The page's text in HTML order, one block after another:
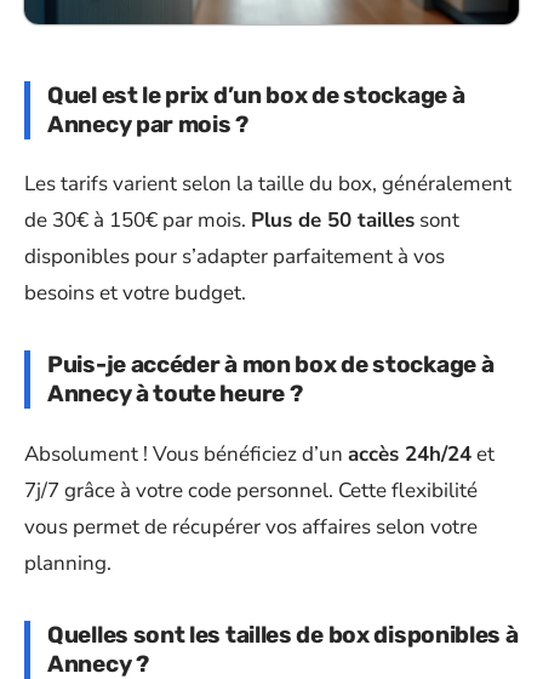
Quel est le prix d’un box de stockage à
Annecy par mois ?
Les tarifs varient selon la taille du box, généralement
de 30€ à 150€ par mois. Plus de 50 tailles sont
disponibles pour s’adapter parfaitement à vos
besoins et votre budget.
Puis-je accéder à mon box de stockage à
Annecy à toute heure ?
Absolument ! Vous bénéficiez d’un accès 24h/24et
7j/7 grâce à votre code personnel. Cette flexibilité
vous permet de récupérer vos affaires selon votre
planning.
Quelles sont les tailles de box disponibles à
Annecy ?